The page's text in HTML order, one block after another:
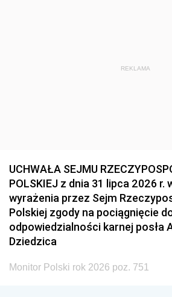
REKLAMA
UCHWAŁA SEJMU
POLSKIEJ z dnia 31 lipca 2026 r.
wyrażenia przez Sejm
Polskiej zgody na pociągnięcie
odpowiedzialności karnej posła
Dziedzica
Monitor Polski rok 2026 poz. 751